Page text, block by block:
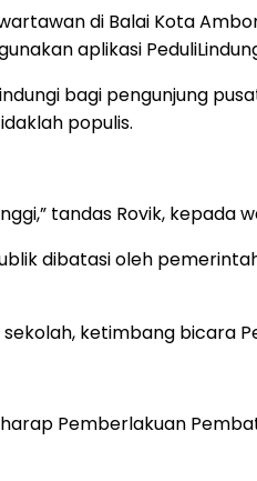
di Balai Kota
aplikasi
bagi pengunjung
populis.
tandas Rovik, kepada
dibatasi oleh
ketimbang bicara
Pemberlakuan